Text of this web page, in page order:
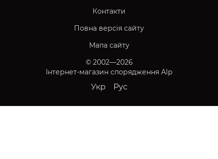
Контакти
Повна версія сайту
Мапа сайту
© 2002—2026
Інтернет-магазин спорядження Alp
Укр Рус